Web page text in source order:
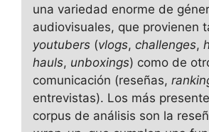
una variedad enorme de
audiovisuales, que provienen
youtubers(vlogs, challenges,
hauls, unboxings) como de
comunicación (reseñas,
entrevistas). Los más
corpus de análisis son la